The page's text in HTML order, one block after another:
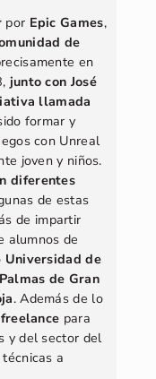
por Epic Games,
de
en
junto con José
llamada
formar y
con Unreal
joven y niños.
diferentes
de estas
de impartir
alumnos de
Universidad de
de Gran
. Además de lo
para
y del sector del
a